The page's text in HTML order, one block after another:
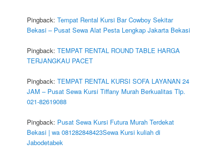
Pingback:Tempat Rental Kursi Bar Cowboy Sekitar
Bekasi – Pusat Sewa Alat Pesta Lengkap Jakarta Bekasi
Pingback:TEMPAT RENTAL ROUND TABLE HARGA
TERJANGKAU PACET
Pingback:TEMPAT RENTAL KURSI SOFA LAYANAN 24
JAM – Pusat Sewa Kursi Tiffany Murah Berkualitas Tlp.
021-82619088
Pingback: Pusat Sewa Kursi Futura Murah Terdekat
Bekasi | wa 081282848423Sewa Kursi kuliah di
Jabodetabek